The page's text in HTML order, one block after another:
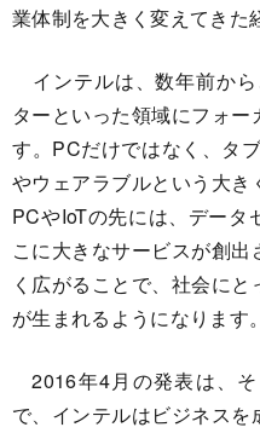
業体制を大きく変えてきた
インテルは、数年前か
ターといった領域にフォ
す。PCだけではなく、タ
やウェアラブルという大
PCやIoTの先には、データ
こに大きなサービスが創
く広がることで、社会に
が生まれるようになります。
2016年4月の発表は、
で、インテルはビジネス